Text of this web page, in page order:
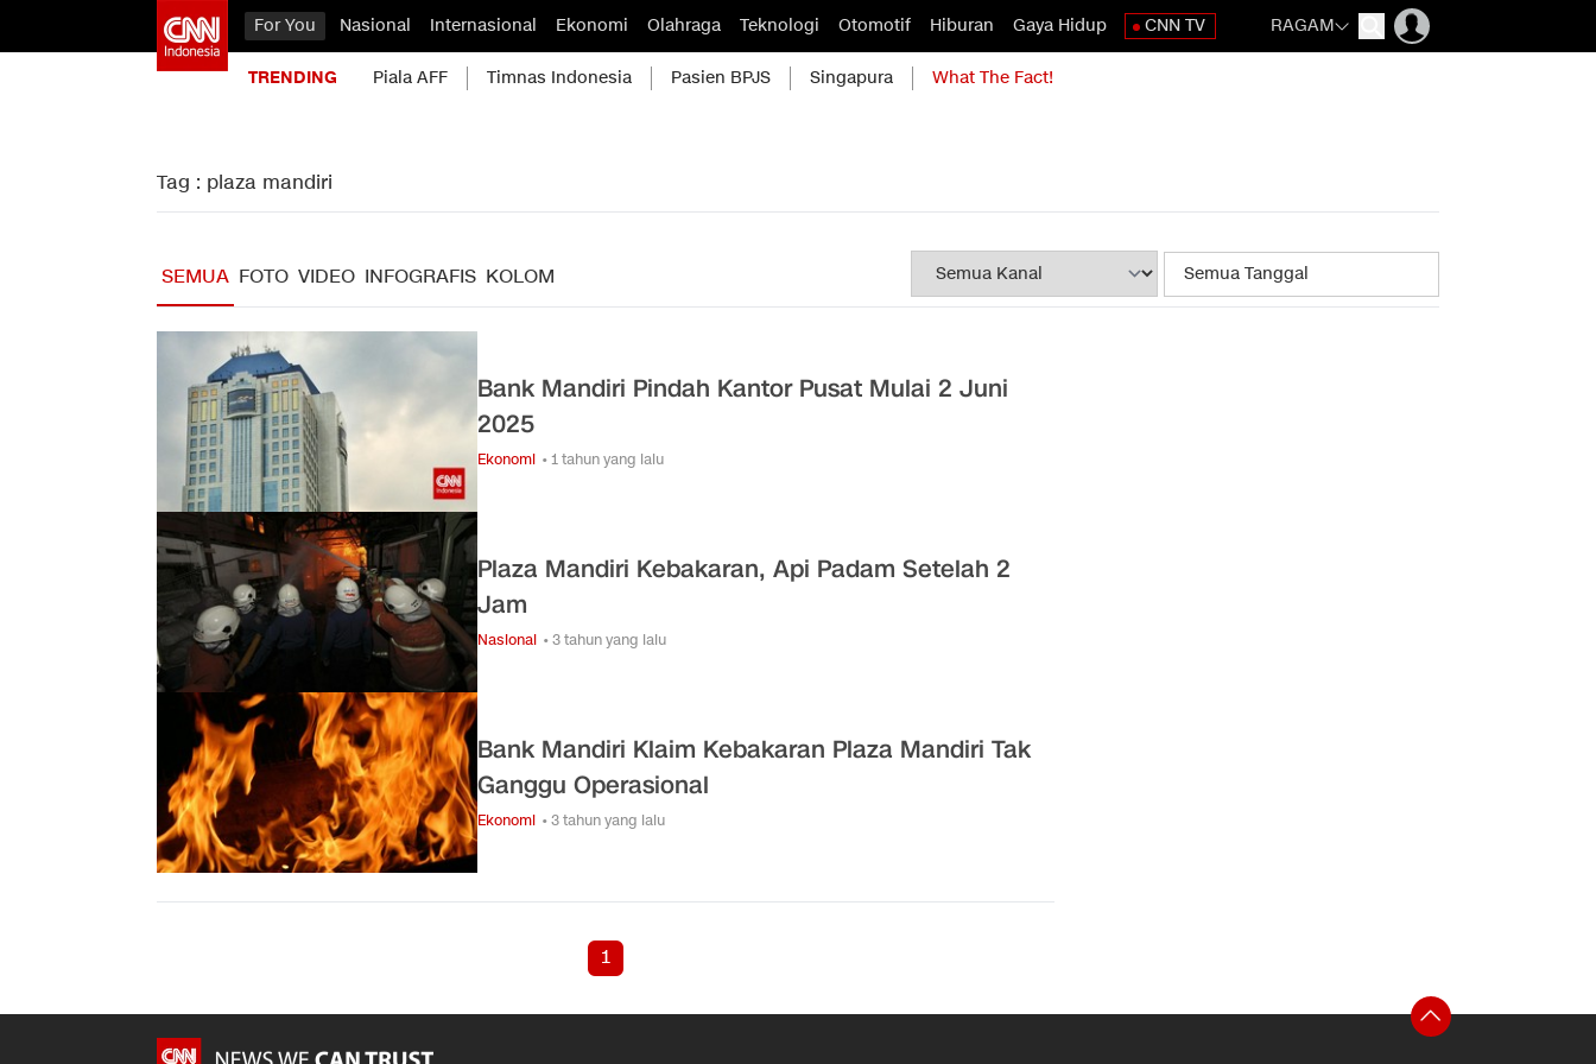
For You Nasional Internasional Ekonomi Olahraga Teknologi Otomotif Hiburan Gaya Hidup CNN TV RAGAM
TRENDING Piala AFF Timnas Indonesia Pasien BPJS Singapura What The Fact!
Tag : plaza mandiri
SEMUA FOTO VIDEO INFOGRAFIS KOLOM
Bank Mandiri Pindah Kantor Pusat Mulai 2 Juni
2025
Ekonomi • 1 tahun yang lalu
Plaza Mandiri Kebakaran, Api Padam Setelah 2
Jam
Nasional • 3 tahun yang lalu
Bank Mandiri Klaim Kebakaran Plaza Mandiri Tak
Ganggu Operasional
Ekonomi • 3 tahun yang lalu
1